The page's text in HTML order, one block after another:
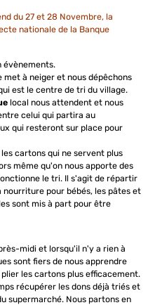
du 27 et 28 Novembre, la
nationale de la Banque
évènements.
met à neiger et nous dépêchons
est le centre de tri du village.
local nous attendent et nous
celui qui partira au
qui resteront sur place pour
cartons qui ne servent plus
même qu'on nous apporte des
le tri. Il s'agit de répartir
pour bébés, les pâtes et
sont mis à part pour être
midi et lorsqu'il n'y a rien à
sont fiers de nous apprendre
les cartons plus efficacement.
récupérer les dons déjà triés et
supermarché. Nous partons en